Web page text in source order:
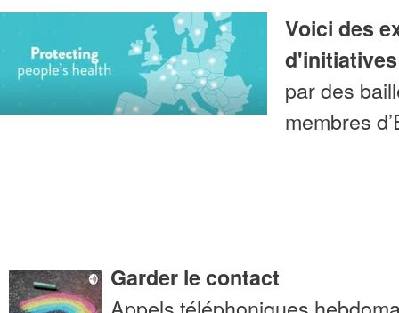
Voici des
par des
membres
Garder le contact